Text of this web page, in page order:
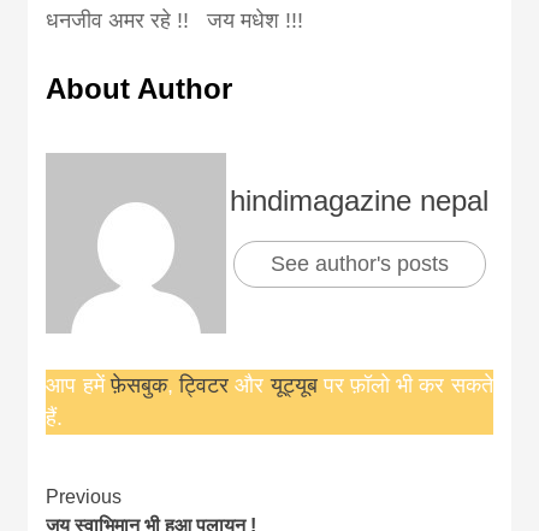
धनजीव अमर रहे !! जय मधेश !!!
About Author
hindimagazine nepal
See author's posts
आप हमेंफ़ेसबुक,ट्विटरऔरयूट्यूबपर फ़ॉलो भी कर सकते
हैं.
Continue
Previous
जय स्वाभिमान भी हुआ पलायन !